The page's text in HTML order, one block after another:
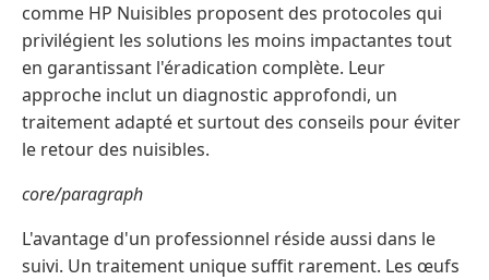
comme HP Nuisibles proposent des protocoles qui
privilégient les solutions les moins impactantes tout
en garantissant l'éradication complète. Leur
approche inclut un diagnostic approfondi, un
traitement adapté et surtout des conseils pour éviter
le retour des nuisibles.
core/paragraph
L'avantage d'un professionnel réside aussi dans le
suivi. Un traitement unique suffit rarement. Les œufs